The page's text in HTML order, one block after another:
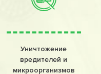
Уничтожение
вредителей и
микроорганизмов